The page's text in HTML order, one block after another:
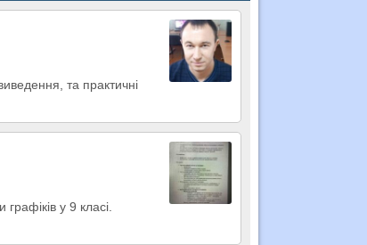
та практичні
у 9 класі.